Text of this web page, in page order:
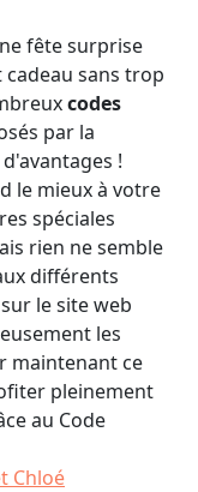
fête surprise
sans trop
codes
par la
!
le mieux à votre
spéciales
rien ne semble
différents
le site web
les
maintenant ce
pleinement
au Code
Chloé